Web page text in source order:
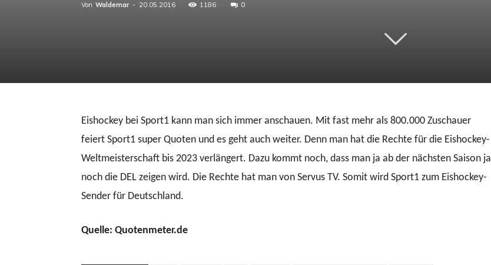
Von Waldemar - 20.05.2016 1186 0
Eishockey bei Sport1 kann man sich immer anschauen. Mit fast mehr als 800.000 Zuschauer
feiert Sport1 super Quoten und es geht auch weiter. Denn man hat die Rechte für die Eishockey-
Weltmeisterschaft bis 2023 verlängert. Dazu kommt noch, dass man ja ab der nächsten Saison ja
noch die DEL zeigen wird. Die Rechte hat man von Servus TV. Somit wird Sport1 zum Eishockey-
Sender für Deutschland.
Quelle: Quotenmeter.de